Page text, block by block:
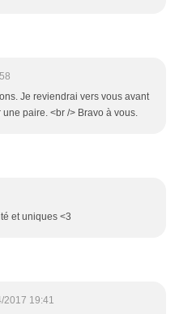
Je reviendrai vers vous avant
paire. <br /> Bravo à vous.
et uniques <3
2017 19:41